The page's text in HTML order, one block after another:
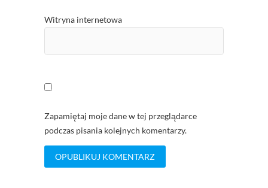
Witryna internetowa
Zapamiętaj moje dane w tej przeglądarce
podczas pisania kolejnych komentarzy.